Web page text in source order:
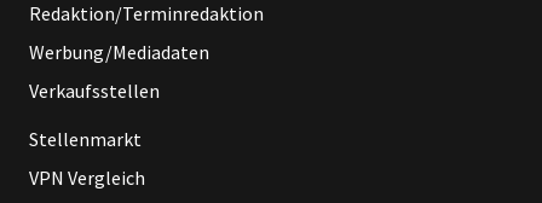
Redaktion/Terminredaktion
Werbung/Mediadaten
Verkaufsstellen
Stellenmarkt
VPN Vergleich